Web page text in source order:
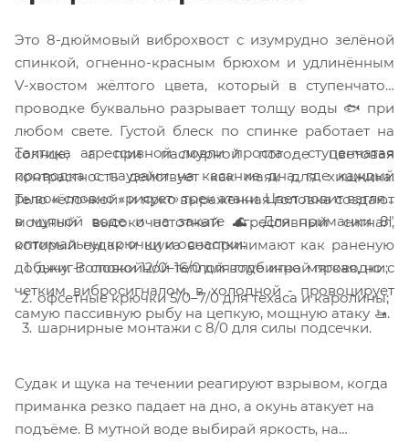
Это 8-дюймовый виброхвост с изумрудно зелёной
спинкой, огненно-красным брюхом и удлинённым
V-хвостом жёлтого цвета, который в ступенчатой
проводке буквально разрывает толщу воды 🐟 при
любом свете. Густой блеск по спинке работает на
солнце, а при пасмурной погоде цветовая
контрастность действует как маяк для хищника.
Тело «ёлочкой» и ярко выраженная головка создают
мощный высокочастотный агрессивный сигнал,
который судак и щука воспринимают как раненую
добычу. В спокойной тёплой воде игра мягкая, но с
четким вибросигналом, в холодной - провоцирует
самую пассивную рыбу на цепкую, мощную атаку 🚤.
Тактика агрессивной ловли проста - ступенчатая
проводка с паузами на касание дна, где каждый
рывок словно «рисует» трек атаки. Цвет ловит взгляд
в мутной воде и на закате 🌊. Для приманки 8"
оптимальны крючки и оснастки:
джиг-головки 12/0–16/0 для глубинной проводки;
офсетные крючки 5/0–7/0 для техаса и каролины;
шарнирные монтажи с 8/0 для силы подсечки.
Судак и щука на течении реагируют взрывом, когда
приманка резко падает на дно, а окунь атакует на
подъёме. В мутной воде выбирай яркость, на